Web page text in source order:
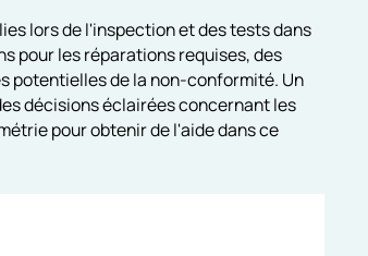
lors de l'inspection et des tests dans
pour les réparations requises, des
potentielles de la non-conformité. Un
décisions éclairées concernant les
pour obtenir de l'aide dans ce